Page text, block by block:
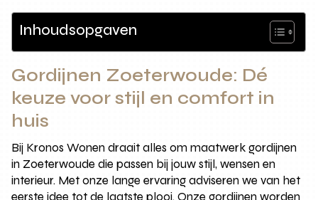
Inhoudsopgaven
Gordijnen Zoeterwoude: Dé
keuze voor stijl en comfort in
huis
Bij Kronos Wonen draait alles om maatwerk gordijnen
in Zoeterwoude die passen bij jouw stijl, wensen en
interieur. Met onze lange ervaring adviseren we van het
eerste idee tot de laatste plooi. Onze gordijnen worden